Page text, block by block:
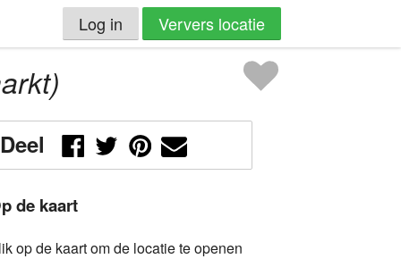
Log in Ververs locatie
Deel
de kaart
op de kaart om de locatie te openen